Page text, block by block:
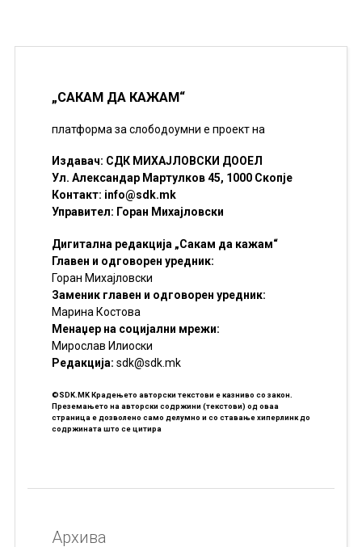
„САКАМ ДА КАЖАМ“
платформа за слободоумни е проект на
Издавач: СДК МИХАЈЛОВСКИ ДООЕЛ
Ул. Александар Мартулков 45, 1000 Скопје
Контакт: info@sdk.mk
Управител: Горан Михајловски
Дигитална редакција „Сакам да кажам“
Главен и одговорен уредник:
Горан Михајловски
Заменик главен и одговорен уредник:
Марина Костова
Менаџер на социјални мрежи:
Мирослав Илиоски
Редакцијa: sdk@sdk.mk
©SDK.MK Крадењето авторски текстови е казниво со закон.
Преземањето на авторски содржини (текстови) од оваа
страница е дозволено само делумно и со ставање хиперлинк до
содржината што се цитира
Архива